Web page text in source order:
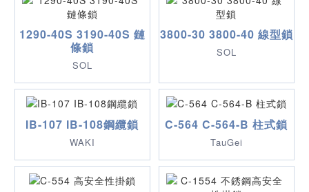
1290-40S 3190-40S 鏈
條鎖
SOL
3800-30 3800-40 線型鎖
SOL
IB-107 IB-108鋼纜鎖
WAKI
C-564 C-564-B 柱式鎖
TauGei